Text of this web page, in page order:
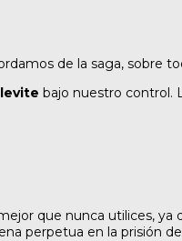
de la saga,
bajo nuestro control.
que nunca utilices, ya
perpetua en la prisión